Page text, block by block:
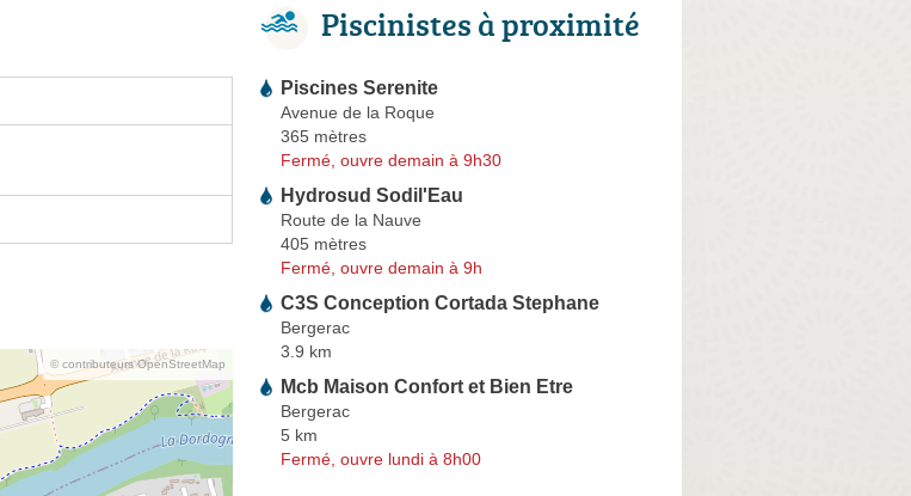
© contributeurs OpenStreetMap
Piscinistes à proximité
Piscines Serenite
Avenue de la Roque
365 mètres
Fermé, ouvre demain à 9h30
Hydrosud Sodil'Eau
Route de la Nauve
405 mètres
Fermé, ouvre demain à 9h
C3S Conception Cortada Stephane
Bergerac
3.9 km
Mcb Maison Confort et Bien Etre
Bergerac
5 km
Fermé, ouvre lundi à 8h00